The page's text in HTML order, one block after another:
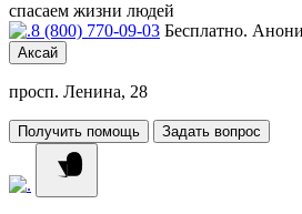
спасаем жизни людей
8 (800) 770-09-03 Бесплатно.
Аксай
просп. Ленина, 28
Получить помощь Задать вопрос